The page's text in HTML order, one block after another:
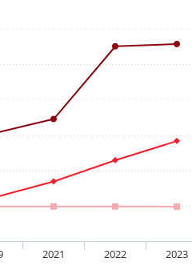
2021 2022 2023